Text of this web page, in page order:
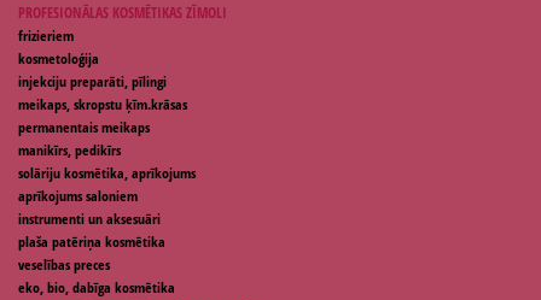
PROFESIONĀLAS KOSMĒTIKAS ZĪMOLI
frizieriem
kosmetoloģija
injekciju preparāti, pīlingi
meikaps, skropstu ķīm.krāsas
permanentais meikaps
manikīrs, pedikīrs
solāriju kosmētika, aprīkojums
aprīkojums saloniem
instrumenti un aksesuāri
plaša patēriņa kosmētika
veselības preces
eko, bio, dabīga kosmētika